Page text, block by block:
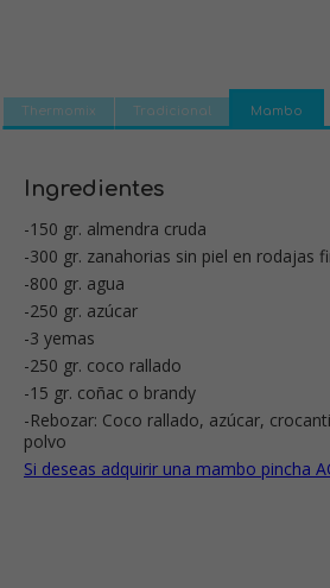
Thermomix Tradicional Mambo
Ingredientes
-150 gr. almendra cruda
-300 gr. zanahorias sin piel en rodajas
-800 gr. agua
-250 gr. azúcar
-3 yemas
-250 gr. coco rallado
-15 gr. coñac o brandy
-Rebozar: Coco rallado, azúcar,
polvo
Si deseas adquirir una mambo pincha